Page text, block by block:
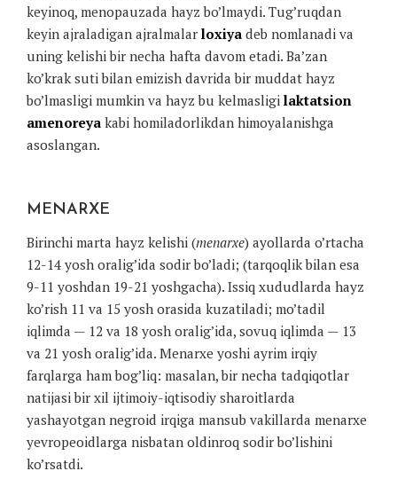
keyinoq, menopauzada hayz bo’lmaydi. Tug’ruqdan
keyin ajraladigan ajralmalar loxiya deb nomlanadi va
uning kelishi bir necha hafta davom etadi. Ba’zan
ko’krak suti bilan emizish davrida bir muddat hayz
bo’lmasligi mumkin va hayz bu kelmasligi laktatsion
amenoreya kabi homiladorlikdan himoyalanishga
asoslangan.
MENARXE
Birinchi marta hayz kelishi (menarxe) ayollarda o’rtacha
12-14 yosh oralig’ida sodir bo’ladi; (tarqoqlik bilan esa
9-11 yoshdan 19-21 yoshgacha). Issiq xududlarda hayz
ko’rish 11 va 15 yosh orasida kuzatiladi; mo’tadil
iqlimda — 12 va 18 yosh oralig’ida, sovuq iqlimda — 13
va 21 yosh oralig’ida. Menarxe yoshi ayrim irqiy
farqlarga ham bog’liq: masalan, bir necha tadqiqotlar
natijasi bir xil ijtimoiy-iqtisodiy sharoitlarda
yashayotgan negroid irqiga mansub vakillarda menarxe
yevropeoidlarga nisbatan oldinroq sodir bo’lishini
ko’rsatdi.